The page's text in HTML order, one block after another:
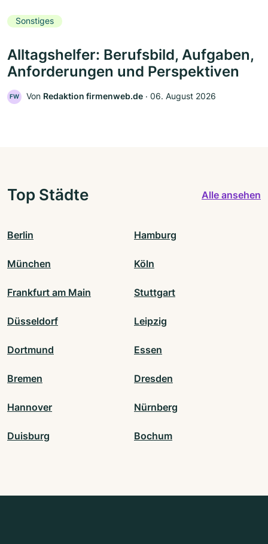
Sonstiges
Alltagshelfer: Berufsbild, Aufgaben,
Anforderungen und Perspektiven
FW Von Redaktion firmenweb.de ‧ 06. August 2026
Top Städte Alle ansehen
Berlin Hamburg
München Köln
Frankfurt am Main Stuttgart
Düsseldorf Leipzig
Dortmund Essen
Bremen Dresden
Hannover Nürnberg
Duisburg Bochum